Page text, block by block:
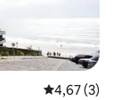
4,67 (3)